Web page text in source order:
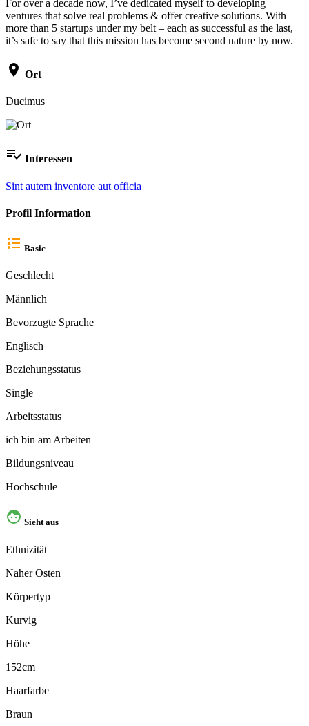
For over a decade now, I’ve dedicated myself to developing
ventures that solve real problems & offer creative solutions. With
more than 5 startups under my belt – each as successful as the last,
it’s safe to say that this mission has become second nature by now.
Ort
Ducimus
Interessen
Sint autem inventore aut officia
Profil Information
Basic
Geschlecht
Männlich
Bevorzugte Sprache
Englisch
Beziehungsstatus
Single
Arbeitsstatus
ich bin am Arbeiten
Bildungsniveau
Hochschule
Sieht aus
Ethnizität
Naher Osten
Körpertyp
Kurvig
Höhe
152cm
Haarfarbe
Braun